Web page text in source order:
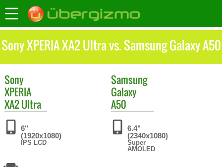
Sony XPERIA XA2 Ultra vs. Samsung Galaxy A50
Sony
XPERIA
XA2 Ultra
6"
(1920x1080)
IPS LCD
Samsung
Galaxy
A50
6.4"
(2340x1080)
Super
AMOLED